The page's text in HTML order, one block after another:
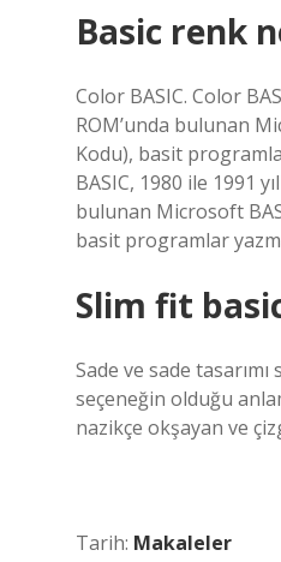
Basic renk
Color BASIC. Color
ROM’unda bulunan
Kodu), basit
BASIC, 1980 ile 1991
bulunan Microsoft
basit programlar
Slim fit
Sade ve sade
seçeneğin olduğu
nazikçe okşayan ve
Tarih: Makaleler